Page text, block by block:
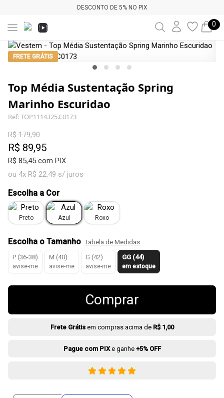
DESCONTO DE 5% NO PIX
0
FRETE GRÁTIS
Top Média Sustentação Spring
Marinho Escuridao
Ref: TOP1114.I25.C0173
R$ 179,90
R$ 89,95
R$ 85,45 com PIX
ou 4x R$ 22,49 s/ juros
Escolha a Cor
Preto Azul Roxo
Escolha o Tamanho Tabela de Medidas
P (36-38)
avise-me
M (40)
avise-me
G (42)
avise-me
GG (44)
em estoque
Comprar
Frete Grátisem compras acima de R$ 1,00
Pague com PIXe ganhe +5% OFF